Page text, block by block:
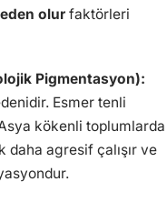
olur faktörleri
Pigmentasyon):
Esmer tenli
kökenli toplumlarda
agresif çalışır ve